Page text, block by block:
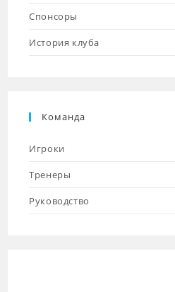
Спонсоры
История клуба
Команда
Игроки
Тренеры
Руководство